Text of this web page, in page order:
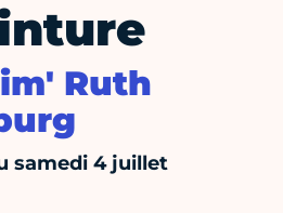
Ruth
samedi 4 juillet